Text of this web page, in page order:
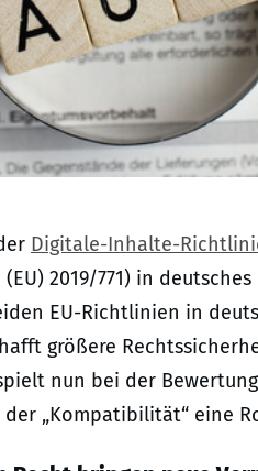
Digitale-Inhalte-
2019/771) in
EU-Richtlinien in
größere
nun bei der
„Kompatibilität“ eine